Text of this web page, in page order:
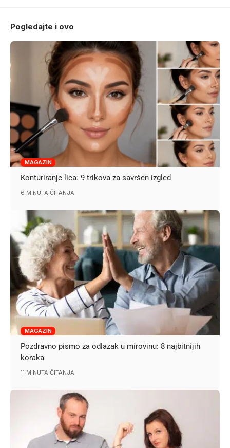
Pogledajte i ovo
MAGAZIN
Konturiranje lica: 9 trikova za savršen izgled
6 MINUTA ČITANJA
MAGAZIN
Pozdravno pismo za odlazak u mirovinu: 8 najbitnijih
koraka
11 MINUTA ČITANJA